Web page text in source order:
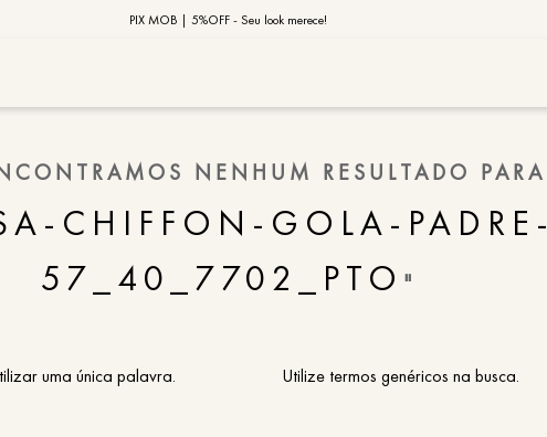
PIX MOB | 5%OFF - Seu look merece!
10% OFF na primeira compra | Cupom: BEMVINDO10*
MOB | Preview Índia
NENHUM RESULTADO PARA
CHIFFON-GOLA-PADRE-
57_40_7702_PTO "
uma única palavra. Utilize termos genéricos na busca.
2º saia
3
6º camisa